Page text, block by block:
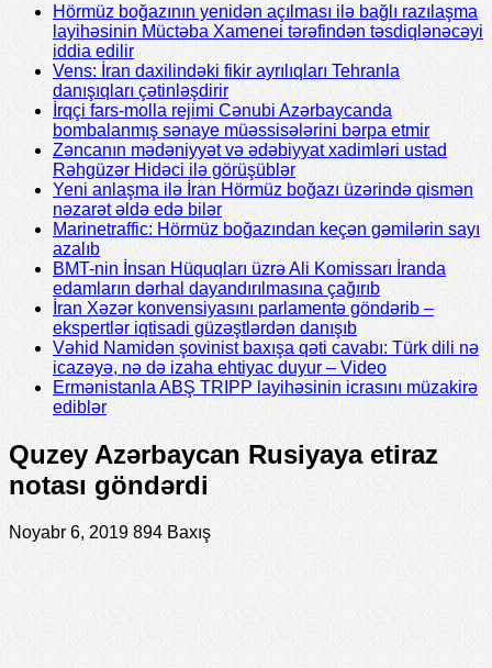
Hörmüz boğazının yenidən açılması ilə bağlı razılaşma
layihəsinin Müctəba Xamenei tərəfindən təsdiqlənəcəyi
iddia edilir
Vens: İran daxilindəki fikir ayrılıqları Tehranla
danışıqları çətinləşdirir
İrqçi fars-molla rejimi Cənubi Azərbaycanda
bombalanmış sənaye müəssisələrini bərpa etmir
Zəncanın mədəniyyət və ədəbiyyat xadimləri ustad
Rəhgüzər Hidəci ilə görüşüblər
Yeni anlaşma ilə İran Hörmüz boğazı üzərində qismən
nəzarət əldə edə bilər
Marinetraffic: Hörmüz boğazından keçən gəmilərin sayı
azalıb
BMT-nin İnsan Hüquqları üzrə Ali Komissarı İranda
edamların dərhal dayandırılmasına çağırıb
İran Xəzər konvensiyasını parlamentə göndərib –
ekspertlər iqtisadi güzəştlərdən danışıb
Vəhid Namidən şovinist baxışa qəti cavabı: Türk dili nə
icazəyə, nə də izaha ehtiyac duyur – Video
Ermənistanla ABŞ TRIPP layihəsinin icrasını müzakirə
ediblər
Quzey Azərbaycan Rusiyaya etiraz
notası göndərdi
Noyabr 6, 2019 894 Baxış